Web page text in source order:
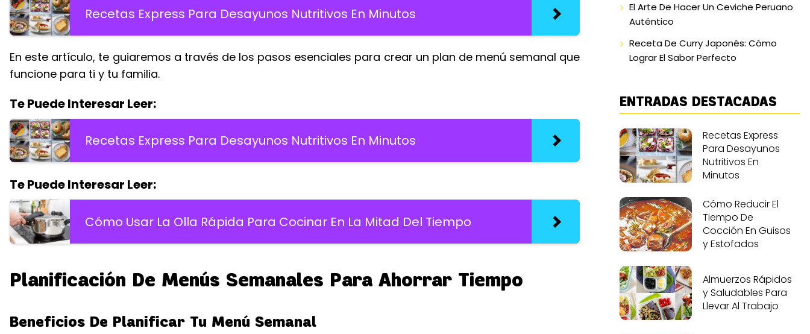
Recetas Express Para Desayunos Nutritivos En Minutos
En este artículo, te guiaremos a través de los pasos esenciales para crear un plan de menú semanal que
funcione para ti y tu familia.
Te Puede Interesar Leer:
Recetas Express Para Desayunos Nutritivos En Minutos
Te Puede Interesar Leer:
Cómo Usar La Olla Rápida Para Cocinar En La Mitad Del Tiempo
Planificación De Menús Semanales Para Ahorrar Tiempo
Beneficios De Planificar Tu Menú Semanal
El Arte De Hacer Un Ceviche Peruano
Auténtico
Receta De Curry Japonés: Cómo
Lograr El Sabor Perfecto
ENTRADAS DESTACADAS
Recetas Express
Para Desayunos
Nutritivos En
Minutos
Cómo Reducir El
Tiempo De
Cocción En Guisos
y Estofados
Almuerzos Rápidos
y Saludables Para
Llevar Al Trabajo